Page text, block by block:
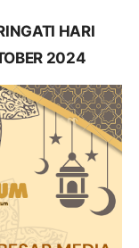
HARI
2024